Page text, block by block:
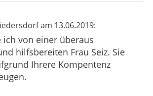
am 13.06.2019:
von einer überaus
hilfsbereiten Frau Seiz. Sie
Ihrere Kompentenz